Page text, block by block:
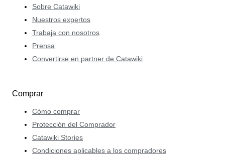
Sobre Catawiki
Nuestros expertos
Trabaja con nosotros
Prensa
Convertirse en partner de Catawiki
Comprar
Cómo comprar
Protección del Comprador
Catawiki Stories
Condiciones aplicables a los compradores